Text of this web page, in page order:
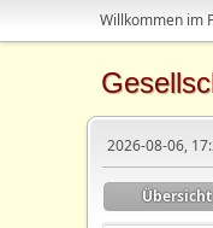
Willkommen im
2026-08-06,
Übersicht